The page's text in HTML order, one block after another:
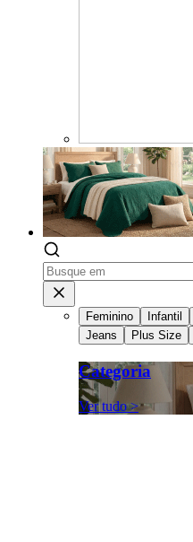
Feminino Infantil
Jeans
Plus Size
Categoria
Ver tudo >